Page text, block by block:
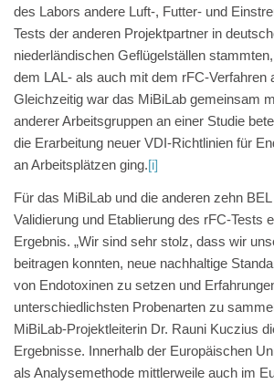
des Labors andere Luft-, Futter- und
Tests der anderen Projektpartner in
niederländischen Geflügelställen
dem LAL- als auch mit dem rFC-Verfahren
Gleichzeitig war das MiBiLab gemeinsam
anderer Arbeitsgruppen an einer Studie
die Erarbeitung neuer VDI-Richtlinien für
an Arbeitsplätzen ging.[i]
Für das MiBiLab und die anderen zehn
Validierung und Etablierung des rFC-Tests
Ergebnis. „Wir sind sehr stolz, dass wir
beitragen konnten, neue nachhaltige
von Endotoxinen zu setzen und
unterschiedlichsten Probenarten zu
MiBiLab-Projektleiterin Dr. Rauni Kuczius
Ergebnisse. Innerhalb der Europäischen
als Analysemethode mittlerweile auch im